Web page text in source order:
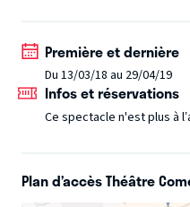
naissance à une Reine de
une inconvenante Traviata
musicale se
Première et dernière
Du 13/03/18 au 29/04/19
Infos et réservations
Ce spectacle n'est plus à
Plan d’accès Théâtre